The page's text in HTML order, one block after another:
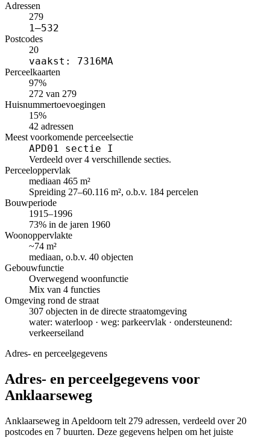
Adressen
279
1–532
Postcodes
20
vaakst: 7316MA
Perceelkaarten
97%
272 van 279
Huisnummertoevoegingen
15%
42 adressen
Meest voorkomende perceelsectie
APD01 sectie I
Verdeeld over 4 verschillende secties.
Perceeloppervlak
mediaan 465 m²
Spreiding 27–60.116 m², o.b.v. 184 percelen
Bouwperiode
1915–1996
73% in de jaren 1960
Woonoppervlakte
~74 m²
mediaan, o.b.v. 40 objecten
Gebouwfunctie
Overwegend woonfunctie
Mix van 4 functies
Omgeving rond de straat
307 objecten in de directe straatomgeving
water: waterloop · weg: parkeervlak · ondersteunend:
verkeerseiland
Adres- en perceelgegevens
Adres- en perceelgegevens voor
Anklaarseweg
Anklaarseweg in Apeldoorn telt 279 adressen, verdeeld over 20
postcodes en 7 buurten. Deze gegevens helpen om het juiste